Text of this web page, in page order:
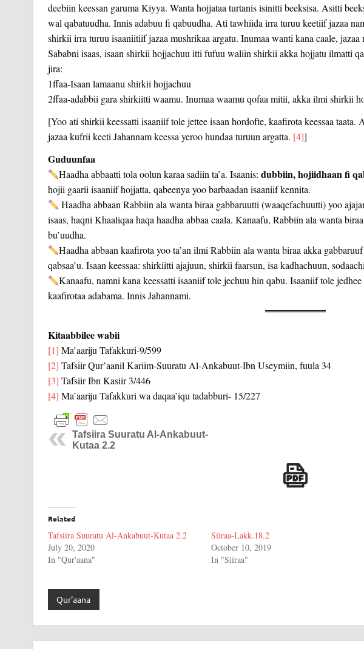
deebiin keessan garuma Kiyya. Wanta hojjataa turtanis isinitti beeksisa. Asitti
wal qabatuudha. Innis adabuu fi qabuudha. Ati tawhiida irra turuu keetiif jazaa
shirkii irra turuu isaaniitiif jazaa mushrikaa argatu. Inumaa wanti kana caale,
Sababni isaas, isaan shirkii hojjachuu itti fufuu waliin shirkii akka hojjatu ilmatti
jira:
1ffaa-Isaan lamaanu shirkii hojjachuu
2ffaa-adabbii gara shirkiitti waamu. Inumaa waamu qofaa mitii, akka ilmi shirkii
[Yoo ati shirkii keessatti isaaniif tole jettee isaan hordofte, kaafirota keessaa
jazaa kufrii keeti Jahannam keessa yeroo hundaa turuun argatta. [4]]
Guduunfaa
Haadha abbaatti tola oolun karaa sadiin ta’a. Isaanis: dubbiin, hojiidhaan fi
hojii gaarii isaaniif hojjatta, qabeenya yoo barbaadan isaaniif kennita.
Haadha abbaan Rabbiin ala wanta biraa gabbaruutti (waaqefachuutti) yoo
isaas, haqni Khaaliqaa haqa haadha abbaa caala. Kanaafu, Rabbiin ala wanta
bu’uudha.
Haadha abbaan kaafirota yoo ta’an ilmi Rabbiin ala wanta biraa akka
qabsaa’u. Isaan keessaa: shirkiitti ajajuun, shirkii faarsun, isa kadhachuun,
Kanaafu, namni kana keessatti isaaniif tole jechuu hin qabu. Isaaniif tole
kaafirotaa adabama. Innis Jahannami.
Kitaabbilee wabii
[1] Ma’aariju Tafakkuri-9/599
[2] Tafsiir Qur’aanil Kariim-Suuratu Al-Ankabuut-Ibn Useymiin, fuula 34
[3] Tafsiir Ibn Kasiir 3/446
[4] Ma’aariju Tafakkuri wa daqaa’iqu tadabburi- 15/227
Tafsiira Suuratu Al-Ankabuut-
Kutaa 2.2
Related
Tafsiira Suuratu Al-Ankabuut-Kutaa 2.2
July 20, 2020
In "Qur'aana"
Siiraa-Lakk.18.2
October 10, 2019
In "Siiraa"
Qur'aana